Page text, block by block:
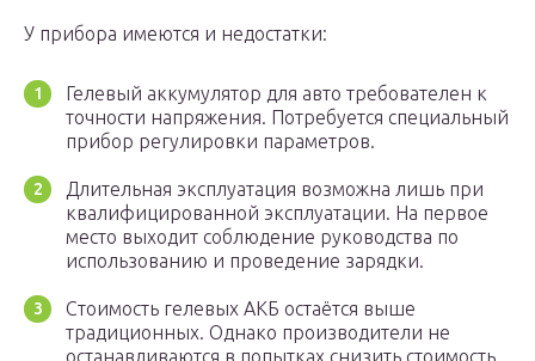
У прибора имеются и недостатки:
Гелевый аккумулятор для авто требователен к
точности напряжения. Потребуется специальный
прибор регулировки параметров.
Длительная эксплуатация возможна лишь при
квалифицированной эксплуатации. На первое
место выходит соблюдение руководства по
использованию и проведение зарядки.
Стоимость гелевых АКБ остаётся выше
традиционных. Однако производители не
останавливаются в попытках снизить стоимость